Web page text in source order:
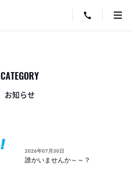
CATEGORY
お知らせ
2026年07月30日
誰かいませんか～～？